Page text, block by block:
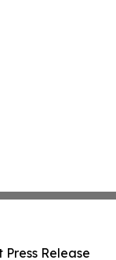
Press Release